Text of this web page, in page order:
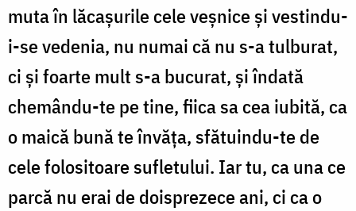
muta în lăcaşurile cele veşnice şi vestindu-
i-se vedenia, nu numai că nu s-a tulburat,
ci şi foarte mult s-a bucurat, şi îndată
chemându-te pe tine, fiica sa cea iubită, ca
o maică bună te învăţa, sfătuindu-te de
cele folositoare sufletului. Iar tu, ca una ce
parcă nu erai de doisprezece ani, ci ca o